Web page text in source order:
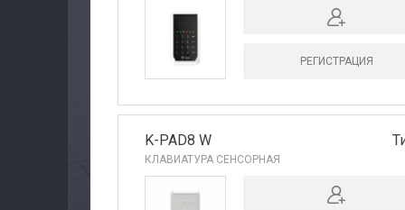
РЕГИСТРАЦИЯ
K-PAD8 W
КЛАВИАТУРА СЕНСОРНАЯ